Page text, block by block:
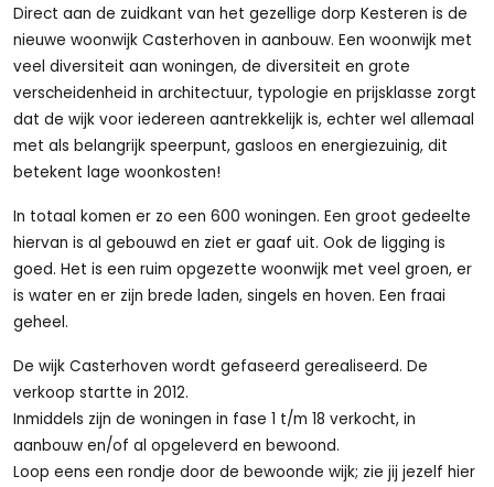
Direct aan de zuidkant van het gezellige dorp Kesteren is de
nieuwe woonwijk Casterhoven in aanbouw. Een woonwijk met
veel diversiteit aan woningen, de diversiteit en grote
verscheidenheid in architectuur, typologie en prijsklasse zorgt
dat de wijk voor iedereen aantrekkelijk is, echter wel allemaal
met als belangrijk speerpunt, gasloos en energiezuinig, dit
betekent lage woonkosten!
In totaal komen er zo een 600 woningen. Een groot gedeelte
hiervan is al gebouwd en ziet er gaaf uit. Ook de ligging is
goed. Het is een ruim opgezette woonwijk met veel groen, er
is water en er zijn brede laden, singels en hoven. Een fraai
geheel.
De wijk Casterhoven wordt gefaseerd gerealiseerd. De
verkoop startte in 2012.
Inmiddels zijn de woningen in fase 1 t/m 18 verkocht, in
aanbouw en/of al opgeleverd en bewoond.
Loop eens een rondje door de bewoonde wijk; zie jij jezelf hier